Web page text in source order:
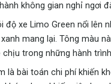
không gian nghỉ ngơi
xe Limo Green nổi
mang lại. Tông màu
trong những hành
là bài toán chi phí khiến